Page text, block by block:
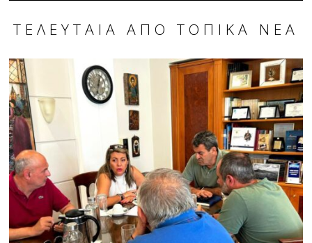
ΤΕΛΕΥΤΑΊΑ ΑΠΌ ΤΟΠΙΚΆ ΝΈΑ